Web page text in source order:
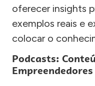
oferecer insights
exemplos reais e
colocar o
Podcasts: